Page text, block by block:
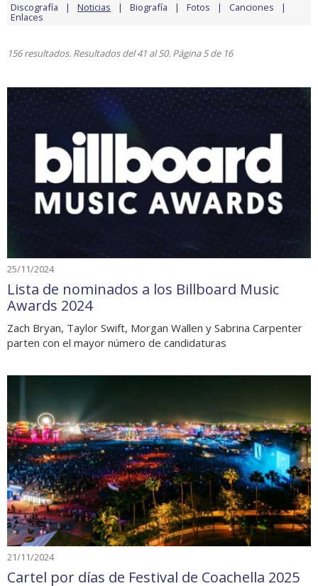
Discografía Noticias Biografía Fotos Canciones
Enlaces
156 resultados. Resultados del 41 al 50. Página 5 de 16
25/11/2024
Lista de nominados a los Billboard Music
Awards 2024
Zach Bryan, Taylor Swift, Morgan Wallen y Sabrina Carpenter
parten con el mayor número de candidaturas
21/11/2024
Cartel por días de Festival de Coachella 2025